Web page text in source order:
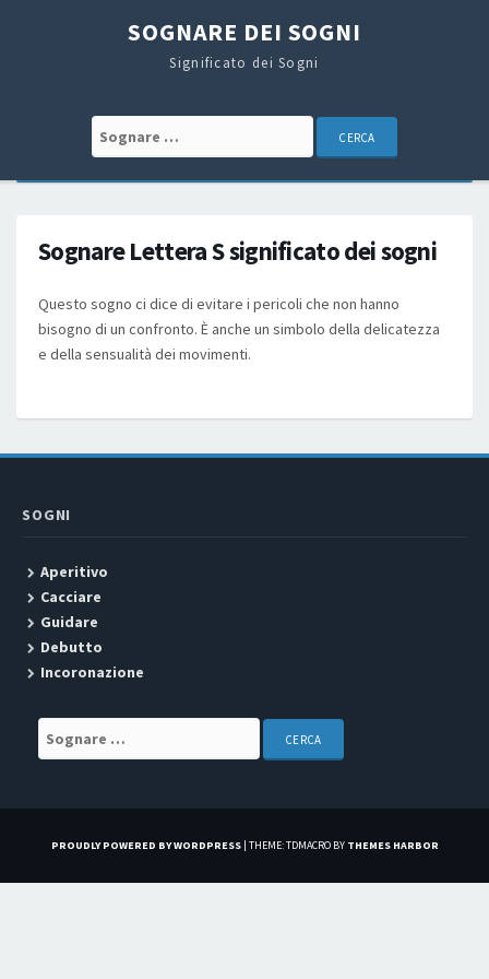
SOGNARE DEI SOGNI
Significato dei Sogni
Search for:
Sognare Lettera S significato dei sogni
Questo sogno ci dice di evitare i pericoli che non hanno
bisogno di un confronto. È anche un simbolo della delicatezza
e della sensualità dei movimenti.
SOGNI
Aperitivo
Cacciare
Guidare
Debutto
Incoronazione
Search for:
PROUDLY POWERED BY WORDPRESS | THEME: TDMACRO BY THEMES HARBOR